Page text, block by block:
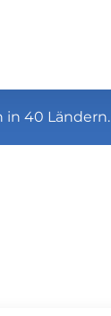
in 40 Ländern.